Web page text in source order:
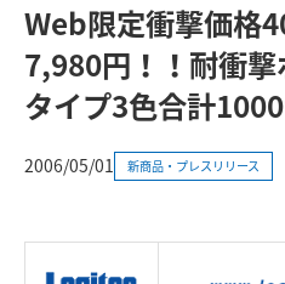
Web限定衝撃価格
7,980円！！耐衝
タイプ3色合計
2006/05/01 新商品・プレスリリース